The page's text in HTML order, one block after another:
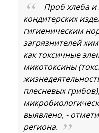
Проб хлеба
кондитерских
гигиеническим
загрязнителей
как токсичные
микотоксины
плесневых
выявлено, -
региона.